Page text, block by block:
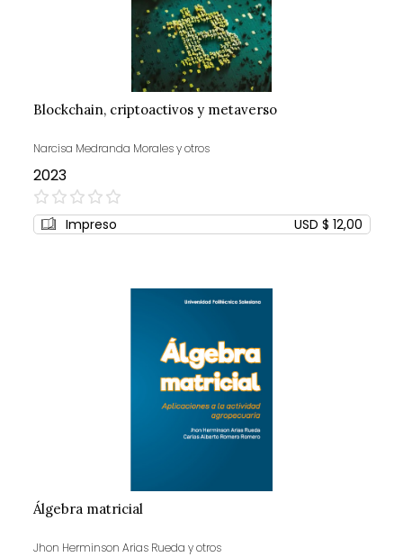
Blockchain, criptoactivos y metaverso
Narcisa Medranda Morales y otros
2023
0%
Impreso USD $ 12,00
Álgebra matricial
Jhon Herminson Arias Rueda y otros